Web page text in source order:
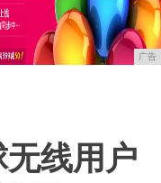
广告
线用户